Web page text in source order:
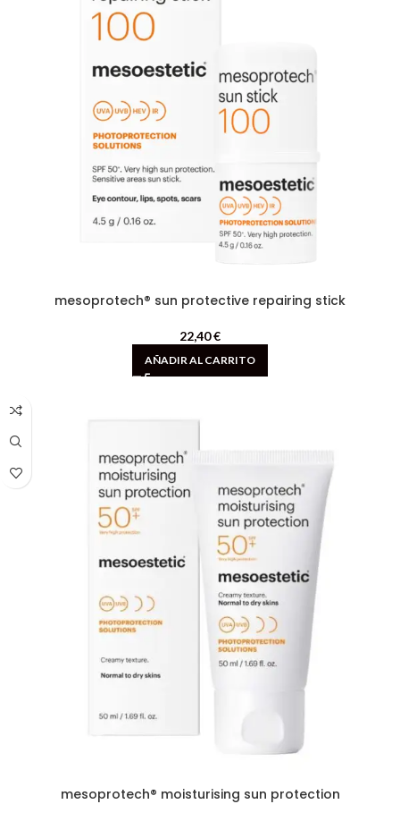
mesoprotech® sun protective repairing stick
22,40€
AÑADIR AL CARRITO
mesoprotech® moisturising sun protection